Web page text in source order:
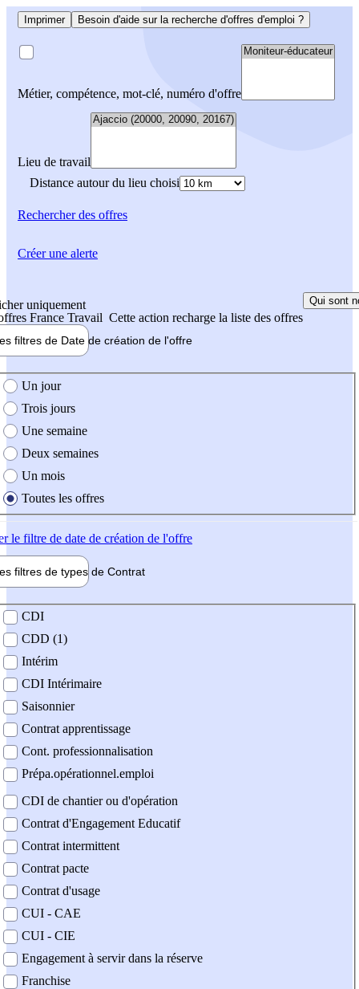
Imprimer Besoin d'aide sur la recherche d'offres d'emploi ?
Métier, compétence, mot-clé, numéro d'offre
Lieu de travail
Distance autour du lieu choisi
Rechercherdes offres
uniquement
France Travail Cette action recharge la liste des offres
Qui sont
filtres de Date de création de l'offre
création de l'offre
Un jour
Trois jours
Une semaine
Deux semaines
Un mois
Toutes les offres
le filtre de date de création de l'offre
filtres de types de Contrat
contrat
CDI
CDD (1)
Intérim
CDI Intérimaire
Saisonnier
Contrat apprentissage
Cont. professionnalisation
Prépa.opérationnel.emploi
CDI de chantier ou d'opération
Contrat d'Engagement Educatif
Contrat intermittent
Contrat pacte
Contrat d'usage
CUI - CAE
CUI - CIE
Engagement à servir dans la réserve
Franchise
Créer une alerte